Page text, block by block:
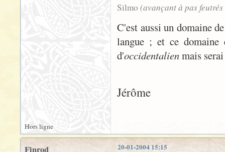
Silmo (avançant à pas
C'est aussi un domaine
langue ; et ce
d'occidentalienmais
Jérôme
Hors ligne
20-01-2004 15:15
Finrod